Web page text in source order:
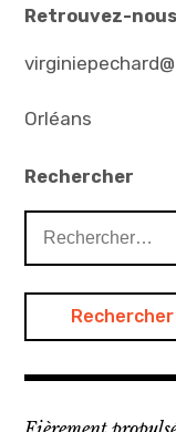
Retrouvez-nous
Orléans
Rechercher